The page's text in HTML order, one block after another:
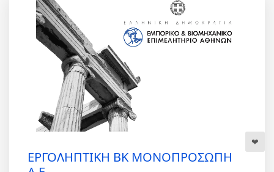
ΕΡΓΟΛΗΠΤΙΚΗ ΒΚ ΜΟΝΟΠΡΟΣΩΠΗ